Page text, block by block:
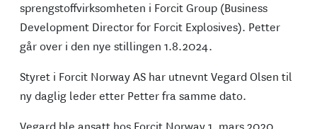
sprengstoffvirksomheten i Forcit Group (Business
Development Director for Forcit Explosives). Petter
går over i den nye stillingen 1.8.2024.
Styret i Forcit Norway AS har utnevnt Vegard Olsen til
ny daglig leder etter Petter fra samme dato.